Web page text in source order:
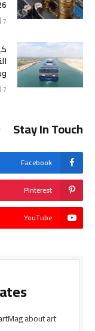
7 أغسطس، 2026
7 أغسطس، 2026
Stay In Touch
Facebook
Pinterest
YouTube
about art